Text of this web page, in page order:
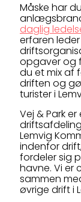
Måske har
daglig
erfaren
opgaver og
du et mix af
driften og
turister i
Vej & Park
Lemvig
indenfor
fordeler sig
havne. Vi er
sammen
øvrige drift i